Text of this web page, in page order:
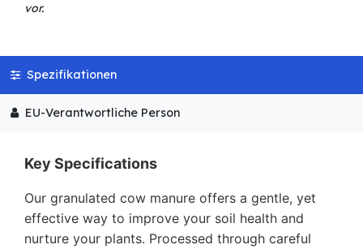
vor.
Spezifikationen
EU-Verantwortliche Person
Key Specifications
Our granulated cow manure offers a gentle, yet
effective way to improve your soil health and
nurture your plants. Processed through careful